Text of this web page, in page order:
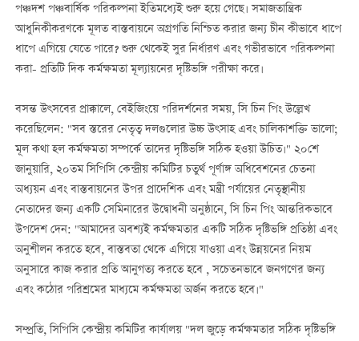
পঞ্চদশ পঞ্চবার্ষিক পরিকল্পনা ইতিমধ্যেই শুরু হয়ে গেছে। সমাজতান্ত্রিক
আধুনিকীকরণকে মূলত বাস্তবায়নে অগ্রগতি নিশ্চিত করার জন্য চীন কীভাবে ধাপে
ধাপে এগিয়ে যেতে পারে? শুরু থেকেই সুর নির্ধারণ এবং গভীরভাবে পরিকল্পনা
করা- প্রতিটি দিক কর্মক্ষমতা মূল্যায়নের দৃষ্টিভঙ্গি পরীক্ষা করে।
বসন্ত উৎসবের প্রাক্কালে, বেইজিংয়ে পরিদর্শনের সময়, সি চিন পিং উল্লেখ
করেছিলেন: "সব স্তরের নেতৃত্ব দলগুলোর উচ্চ উৎসাহ এবং চালিকাশক্তি ভালো;
মূল কথা হল কর্মক্ষমতা সম্পর্কে তাদের দৃষ্টিভঙ্গি সঠিক হওয়া উচিত।" ২০শে
জানুয়ারি, ২০তম সিপিসি কেন্দ্রীয় কমিটির চতুর্থ পূর্ণাঙ্গ অধিবেশনের চেতনা
অধ্যয়ন এবং বাস্তবায়নের উপর প্রাদেশিক এবং মন্ত্রী পর্যায়ের নেতৃস্থানীয়
নেতাদের জন্য একটি সেমিনারের উদ্বোধনী অনুষ্ঠানে, সি চিন পিং আন্তরিকভাবে
উপদেশ দেন: "আমাদের অবশ্যই কর্মক্ষমতার একটি সঠিক দৃষ্টিভঙ্গি প্রতিষ্ঠা এবং
অনুশীলন করতে হবে, বাস্তবতা থেকে এগিয়ে যাওয়া এবং উন্নয়নের নিয়ম
অনুসারে কাজ করার প্রতি আনুগত্য করতে হবে , সচেতনভাবে জনগণের জন্য
এবং কঠোর পরিশ্রমের মাধ্যমে কর্মক্ষমতা অর্জন করতে হবে।"
সম্প্রতি, সিপিসি কেন্দ্রীয় কমিটির কার্যালয় "দল জুড়ে কর্মক্ষমতার সঠিক দৃষ্টিভঙ্গি